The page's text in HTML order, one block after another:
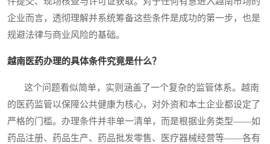
企业而言，透彻理解并系统筹备这些条件是成功的第一步，也是
规避法律与商业风险的基础。
越南医药办理的具体条件究竟是什么？
这个问题看似简单，实则涵盖了一个复杂的监管体系。越南
的医药监管以保障公共健康为核心，对外资和本土企业都设定了
严格的门槛。办理条件并非单一清单，而是根据业务类型——如
药品注册、药品生产、药品批发零售、医疗器械经营等——各有